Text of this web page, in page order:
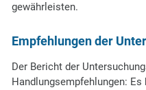
gewährleisten.
Empfehlungen der
Der Bericht der
Handlungsempfehlungen: